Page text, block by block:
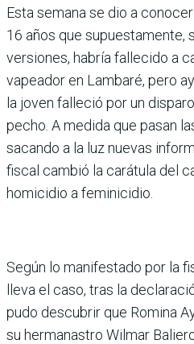
Esta semana se dio a
16 años que supuestamente,
versiones, habría fallecido a
vapeador en Lambaré, pero
la joven falleció por un
pecho. A medida que pasan
sacando a la luz nuevas
fiscal cambió la carátula del
homicidio a feminicidio.
Según lo manifestado por la
lleva el caso, tras la
pudo descubrir que Romina
su hermanastro Wilmar